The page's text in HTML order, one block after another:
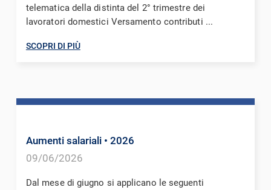
telematica della distinta del 2° trimestre dei
lavoratori domestici Versamento contributi ...
SCOPRI DI PIÙ
Aumenti salariali • 2026
09/06/2026
Dal mese di giugno si applicano le seguenti